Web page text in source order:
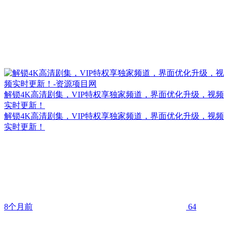
解锁4K高清剧集，VIP特权享独家频道，界面优化升级，视频
实时更新！
解锁4K高清剧集，VIP特权享独家频道，界面优化升级，视频
实时更新！
8个月前 64